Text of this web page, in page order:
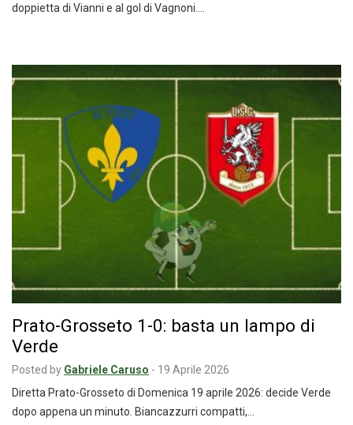
doppietta di Vianni e al gol di Vagnoni.…
Prato-Grosseto 1-0: basta un lampo di
Verde
Posted by Gabriele Caruso - 19 Aprile 2026
Diretta Prato-Grosseto di Domenica 19 aprile 2026: decide Verde
dopo appena un minuto. Biancazzurri compatti,…